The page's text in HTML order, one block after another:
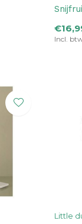
Incl.
Little